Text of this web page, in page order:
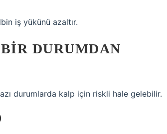
iş yükünü azaltır.
DURUMDAN
durumlarda kalp için riskli hale gelebilir.